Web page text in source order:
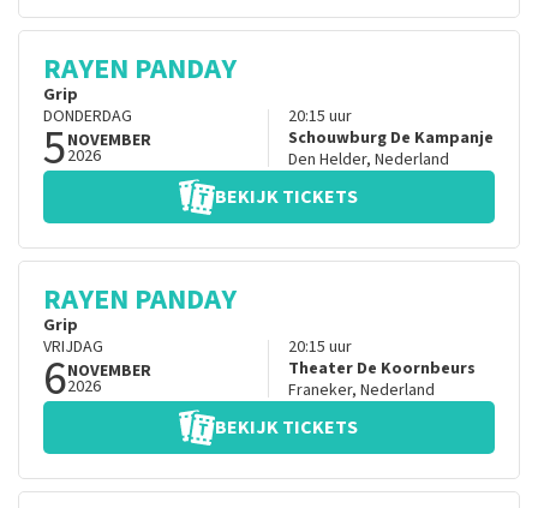
RAYEN PANDAY
Grip
DONDERDAG
5NOVEMBER
2026
20:15 uur
Schouwburg De Kampanje
Den Helder, Nederland
BEKIJK TICKETS
RAYEN PANDAY
Grip
VRIJDAG
6NOVEMBER
2026
20:15 uur
Theater De Koornbeurs
Franeker, Nederland
BEKIJK TICKETS